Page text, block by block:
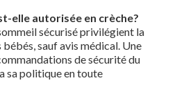
elle autorisée en crèche?
sécurisé privilégient la
sauf avis médical. Une
de sécurité du
sa politique en toute